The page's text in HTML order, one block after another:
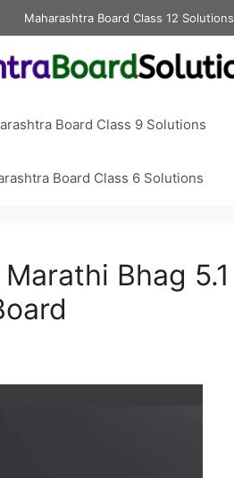
Maharashtra Board Class 12 Solutions
Board Class 9 Solutions
Board Class 6 Solutions
Bhag 5.1